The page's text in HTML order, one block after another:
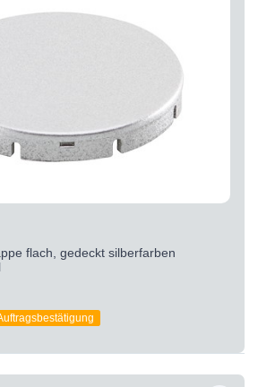
flach, gedeckt silberfarben